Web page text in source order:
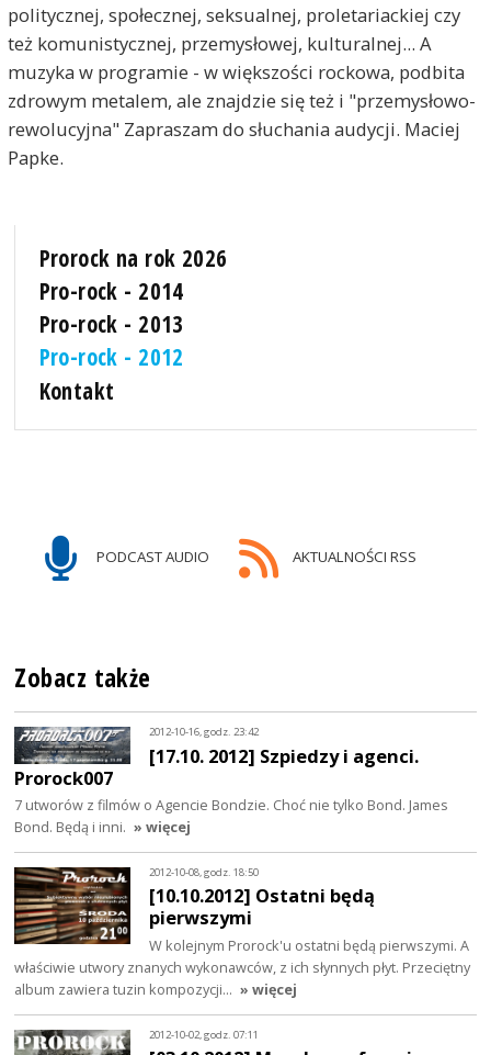
politycznej, społecznej, seksualnej, proletariackiej czy
też komunistycznej, przemysłowej, kulturalnej... A
muzyka w programie - w większości rockowa, podbita
zdrowym metalem, ale znajdzie się też i "przemysłowo-
rewolucyjna" Zapraszam do słuchania audycji. Maciej
Papke.
Prorock na rok 2026
Pro-rock - 2014
Pro-rock - 2013
Pro-rock - 2012
Kontakt
PODCAST AUDIO AKTUALNOŚCI RSS
Zobacz także
2012-10-16, godz. 23:42
[17.10. 2012] Szpiedzy i agenci.
Prorock007
7 utworów z filmów o Agencie Bondzie. Choć nie tylko Bond. James
Bond. Będą i inni. » więcej
2012-10-08, godz. 18:50
[10.10.2012] Ostatni będą
pierwszymi
W kolejnym Prorock'u ostatni będą pierwszymi. A
właściwie utwory znanych wykonawców, z ich słynnych płyt. Przeciętny
album zawiera tuzin kompozycji… » więcej
2012-10-02, godz. 07:11